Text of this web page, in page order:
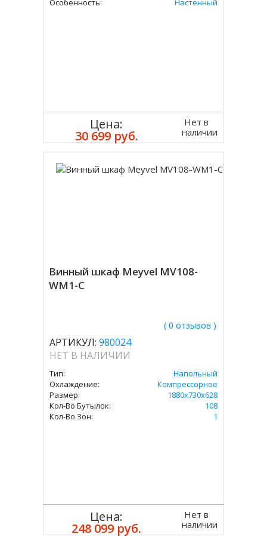
Особенность:
Настенный
Цена:
30 699 руб.
Нет в
наличии
Винный шкаф Meyvel MV108-
WM1-C
( 0 отзывов )
АРТИКУЛ: 980024
НЕТ В НАЛИЧИИ
Тип:
Напольный
Охлаждение:
Компрессорное
Размер:
1880х730х628
Кол-Во Бутылок:
108
Кол-Во Зон:
1
Цена:
248 099 руб.
Нет в
наличии